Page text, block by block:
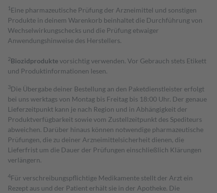
1 Eine pharmazeutische Prüfung der Arzneimittel und sonstigen
Produkte in deinem Warenkorb beinhaltet die Durchführung von
Wechselwirkungschecks und die Prüfung etwaiger
Anwendungshinweise des Herstellers.
2Biozidproduktevorsichtig verwenden. Vor Gebrauch stets Etikett
und Produktinformationen lesen.
3Die Übergabe deiner Bestellung an den Paketdienstleister erfolgt
bei uns werktags von Montag bis Freitag bis 18:00 Uhr. Der genaue
Lieferzeitpunkt kann je nach Region und in Abhängigkeit der
Produktverfügbarkeit sowie vom Zustellzeitpunkt des Spediteurs
abweichen. Darüber hinaus können notwendige pharmazeutische
Prüfungen, die zu deiner Arzneimittelsicherheit dienen, die
Lieferfrist um die Dauer der Prüfungen einschließlich Klärungen
verlängern.
4Für verschreibungspflichtige Medikamente stellt der Arzt ein
Rezept aus und der Patient erhält sie in der Apotheke. Die